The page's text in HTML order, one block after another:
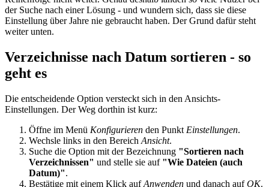
der Suche nach einer Lösung - und wundern sich, dass sie diese
Einstellung über Jahre nie gebraucht haben. Der Grund dafür steht
weiter unten.
Verzeichnisse nach Datum sortieren - so
geht es
Die entscheidende Option versteckt sich in den Ansichts-
Einstellungen. Der Weg dorthin ist kurz:
Öffne im Menü Konfigurieren den Punkt Einstellungen.
Wechsle links in den Bereich Ansicht.
Suche die Option mit der Bezeichnung "Sortieren nach
Verzeichnissen" und stelle sie auf "Wie Dateien (auch
Datum)".
Bestätige mit einem Klick aufAnwenden und danach aufOK.